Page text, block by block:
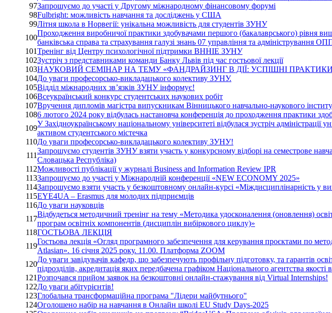
97Запрошуємо до участі у Другому міжнародному фінансовому форумі
98Fulbright: можливість навчання та досліджень у США
99Літня школа в Норвегії: унікальна можливість для студентів ЗУНУ
100
Проходження виробничої практики здобувачами першого (бакалаврського) рівня
банківська справа та страхування галузі знань 07 управління та адміністрування
101Тренінг від Центру психологічної підтримки ВННІЕ ЗУНУ
102Зустріч з представниками команди Банку Львів під час гостьової лекції
103НАУКОВИЙ СЕМІНАР НА ТЕМУ «ФАНДРАЙЗИНГ В ДІЇ: УСПІШНІ
104До уваги професорсько-викладацького колективу ЗУНУ.
105Відділ міжнародних зв’язків ЗУНУ інформує!
106Всеукраїнський конкурс студентських наукових робіт
107Вручення дипломів магістра випускникам Вінницького навчально-наукового
1086 лютого 2024 року відбулась настановча конференція до проходження практики
109
У Західноукраїнському національному університеті відбулася зустріч адміністрації
активом студентського містечка
110До уваги професорсько-викладацького колективу ЗУНУ!
111
Запрошуємо студентів ЗУНУ взяти участь у конкурсному відборі на семестрове
Словацька Республіка)
112Можливості публікації у журналі Business and Information Review IPR
113Запрошуємо до участі у Міжнародній конференції «NEW ECONOMY 2025»
114Запрошуємо взяти участь у безкоштовному онлайн-курсі «Міждисциплінарність у
115EYE4UA – Erasmus для молодих підприємців
116До уваги науковців
117
Відбудеться методичний тренінг на тему «Методика удосконалення (оновлення)
програм освітніх компонентів (дисциплін вибіркового циклу)»
118ГОСТЬОВА ЛЕКЦІЯ
119
Гостьова лекція «Огляд програмного забезпечення для керування проєктами по
Atlasian». 16 січня 2025 року. 11.00. Платформа ZOOM
120
До уваги завідувачів кафедр, що забезпечують профільну підготовку, та гарантів
підрозділів, акредитація яких передбачена графіком Національного агентства
121Розпочався прийом заявок на безкоштовні онлайн-стажування від Virtual Internships!
122До уваги абітурієнтів!
123Глобальна трансформаційна програма "Лідери майбутнього"
124Оголошено набір на навчання в Онлайн школі EU Study Days-2025